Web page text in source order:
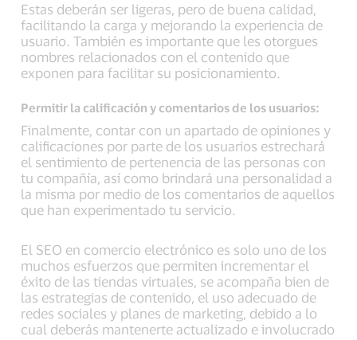
Estas deberán ser ligeras, pero de buena calidad,
facilitando la carga y mejorando la experiencia de
usuario. También es importante que les otorgues
nombres relacionados con el contenido que
exponen para facilitar su posicionamiento.
Permitir la calificación y comentarios de los usuarios:
Finalmente, contar con un apartado de opiniones y
calificaciones por parte de los usuarios estrechará
el sentimiento de pertenencia de las personas con
tu compañía, así como brindará una personalidad a
la misma por medio de los comentarios de aquellos
que han experimentado tu servicio.
El SEO en comercio electrónico es solo uno de los
muchos esfuerzos que permiten incrementar el
éxito de las tiendas virtuales, se acompaña bien de
las estrategias de contenido, el uso adecuado de
redes sociales y planes de marketing, debido a lo
cual deberás mantenerte actualizado e involucrado